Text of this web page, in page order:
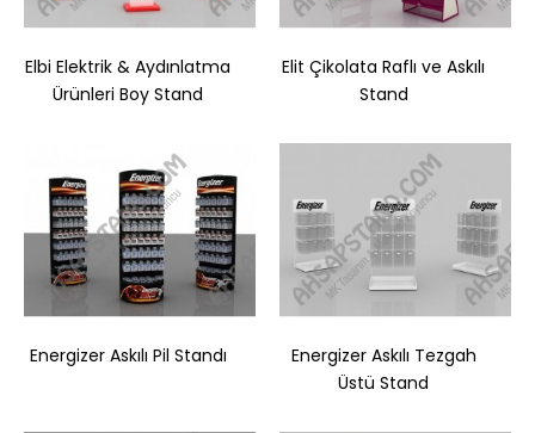
Doğadan Plus Raflı İçecek Standı
Elbi Elektrik & Aydınlatma
Ürünleri Boy Stand
Elit Çikolata Raflı ve Askılı
Stand
Energizer Askılı Pil Standı
Energizer Askılı Tezgah
Üstü Stand